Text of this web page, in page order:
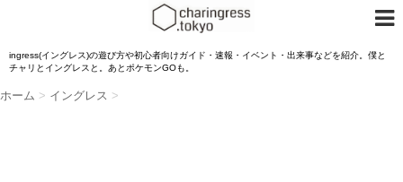
ingress(イングレス)の遊び方や初心者向けガイド・速報・イベント・出来事などを紹介。僕と
チャリとイングレスと。あとポケモンGOも。
ホーム > イングレス >